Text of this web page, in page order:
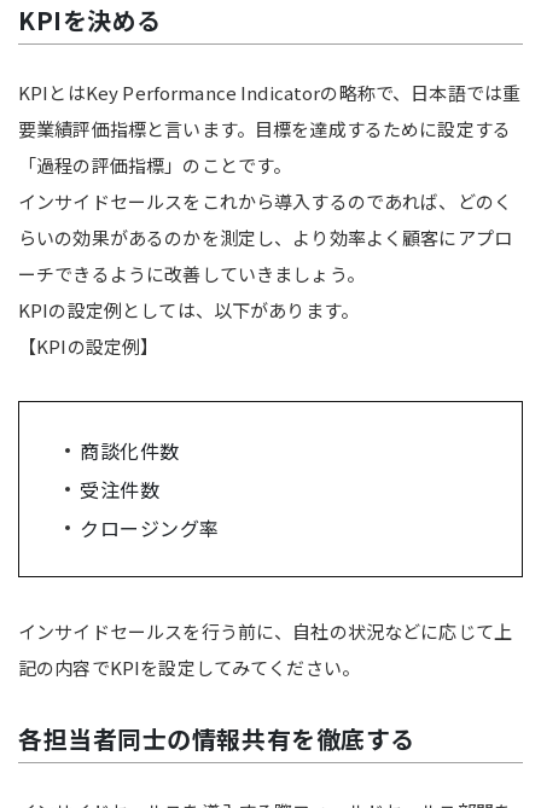
KPIを決める
KPIとはKey Performance Indicatorの略称で、日本語では重
要業績評価指標と言います。目標を達成するために設定する
「過程の評価指標」のことです。
インサイドセールスをこれから導入するのであれば、どのく
らいの効果があるのかを測定し、より効率よく顧客にアプロ
ーチできるように改善していきましょう。
KPIの設定例としては、以下があります。
【KPIの設定例】
商談化件数
受注件数
クロージング率
インサイドセールスを行う前に、自社の状況などに応じて上
記の内容でKPIを設定してみてください。
各担当者同士の情報共有を徹底する